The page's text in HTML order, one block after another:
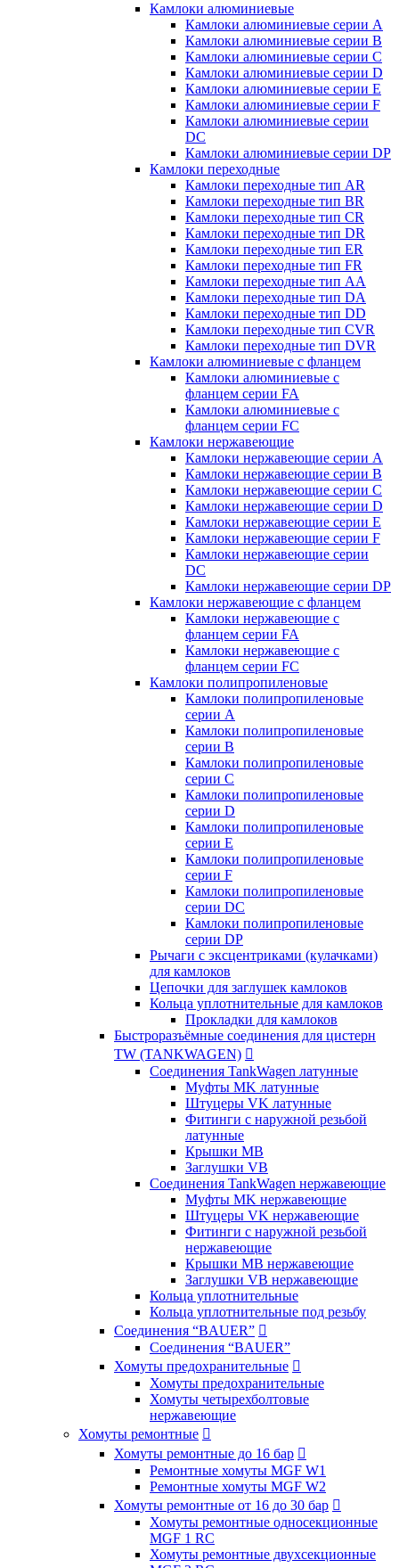
Камлоки алюминиевые
Камлоки алюминиевые серии А
Камлоки алюминиевые серии B
Камлоки алюминиевые серии C
Камлоки алюминиевые серии D
Камлоки алюминиевые серии E
Камлоки алюминиевые серии F
Камлоки алюминиевые серии
DC
Камлоки алюминиевые серии DP
Камлоки переходные
Камлоки переходные тип AR
Камлоки переходные тип BR
Камлоки переходные тип CR
Камлоки переходные тип DR
Камлоки переходные тип ER
Камлоки переходные тип FR
Камлоки переходные тип AA
Камлоки переходные тип DA
Камлоки переходные тип DD
Камлоки переходные тип CVR
Камлоки переходные тип DVR
Камлоки алюминиевые с фланцем
Камлоки алюминиевые с
фланцем серии FA
Камлоки алюминиевые с
фланцем серии FC
Камлоки нержавеющие
Камлоки нержавеющие серии А
Камлоки нержавеющие серии В
Камлоки нержавеющие серии C
Камлоки нержавеющие серии D
Камлоки нержавеющие серии E
Камлоки нержавеющие серии F
Камлоки нержавеющие серии
DC
Камлоки нержавеющие серии DP
Камлоки нержавеющие с фланцем
Камлоки нержавеющие с
фланцем серии FA
Камлоки нержавеющие с
фланцем серии FC
Камлоки полипропиленовые
Камлоки полипропиленовые
серии А
Камлоки полипропиленовые
серии B
Камлоки полипропиленовые
серии C
Камлоки полипропиленовые
серии D
Камлоки полипропиленовые
серии Е
Камлоки полипропиленовые
серии F
Камлоки полипропиленовые
серии DC
Камлоки полипропиленовые
серии DP
Рычаги с эксцентриками (кулачками)
для камлоков
Цепочки для заглушек камлоков
Кольца уплотнительные для камлоков
Прокладки для камлоков
Быстроразъёмные соединения для цистерн
TW (TANKWAGEN) 
Соединения TankWagen латунные
Муфты MK латунные
Штуцеры VK латунные
Фитинги с наружной резьбой
латунные
Крышки MB
Заглушки VB
Соединения TankWagen нержавеющие
Муфты MK нержавеющие
Штуцеры VK нержавеющие
Фитинги с наружной резьбой
нержавеющие
Крышки MB нержавеющие
Заглушки VB нержавеющие
Кольца уплотнительные
Кольца уплотнительные под резьбу
Соединения “BAUER” 
Соединения “BAUER”
Хомуты предохранительные 
Хомуты предохранительные
Хомуты четырехболтовые
нержавеющие
Хомуты ремонтные 
Хомуты ремонтные до 16 бар 
Ремонтные хомуты MGF W1
Ремонтные хомуты MGF W2
Хомуты ремонтные от 16 до 30 бар 
Хомуты ремонтные односекционные
MGF 1 RC
Хомуты ремонтные двухсекционные